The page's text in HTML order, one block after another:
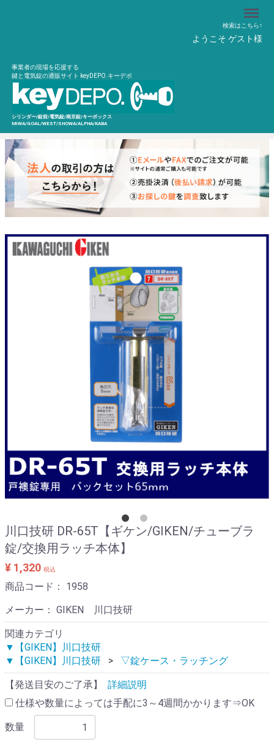
検索はこちら↑
ようこそ ゲスト様
事業者の現場を応援する
鍵と電気錠の通販サイト keyDEPO.キーデポ
シリンダー/錠前/電気錠/南京錠/キーボックス
MIWA/GOAL/WEST/SHOWA/ALPHA/KABA
Menu
川口技研 DR-65T【ギケン/GIKEN/チューブラ
錠/交換用ラッチ本体】
¥ 1,320 税込
商品コード： 1958
メーカー： GIKEN 川口技研
関連カテゴリ
▼【GIKEN】川口技研
▼【GIKEN】川口技研
▽錠ケース・ラッチング
【発送目安のご了承】
詳細説明
仕様や数量によっては手配に3～4週間かかります⇒OK
数量